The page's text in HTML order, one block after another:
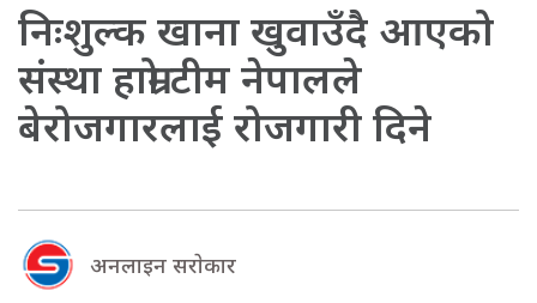
निःशुल्क खाना खुवाउँदै आएको
संस्था हाम्रो टीम नेपालले
बेरोजगारलाई रोजगारी दिने
अनलाइन सराेकार